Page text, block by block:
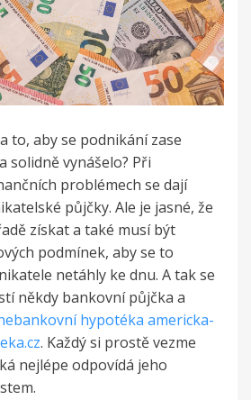
to, aby se podnikání zase
solidně vynášelo? Při
problémech se dají
půjčky. Ale je jasné, že
získat a také musí být
podmínek, aby se to
netáhly ke dnu. A tak se
někdy bankovní půjčka a
hypotéka americka-
. Každý si prostě vezme
nejlépe odpovídá jeho